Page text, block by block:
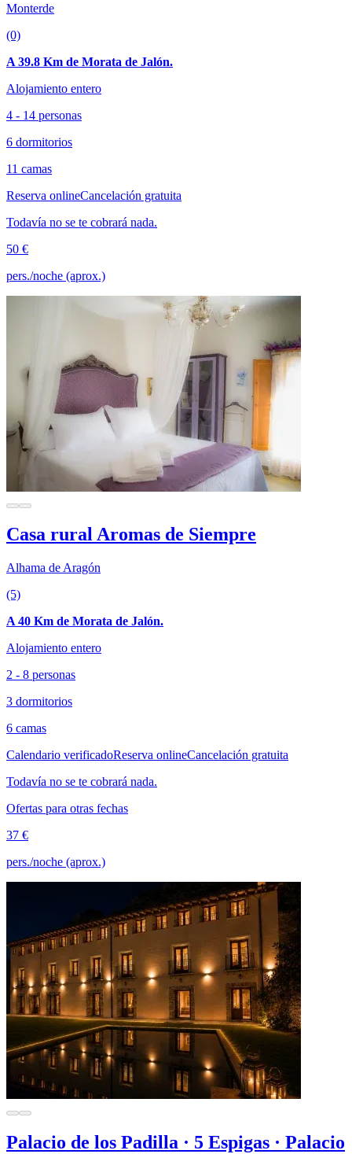
Monterde
(0)
A 39.8 Km de Morata de Jalón.
Alojamiento entero
4 - 14 personas
6 dormitorios
11 camas
Reserva onlineCancelación gratuita
Todavía no se te cobrará nada.
50 €
pers./noche (aprox.)
Casa rural Aromas de Siempre
Alhama de Aragón
(5)
A 40 Km de Morata de Jalón.
Alojamiento entero
2 - 8 personas
3 dormitorios
6 camas
Calendario verificadoReserva onlineCancelación gratuita
Todavía no se te cobrará nada.
Ofertas para otras fechas
37 €
pers./noche (aprox.)
Palacio de los Padilla · 5 Espigas · Palacio